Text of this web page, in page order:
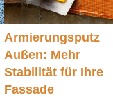
Armierungsputz
Außen: Mehr
Stabilität für Ihre
Fassade